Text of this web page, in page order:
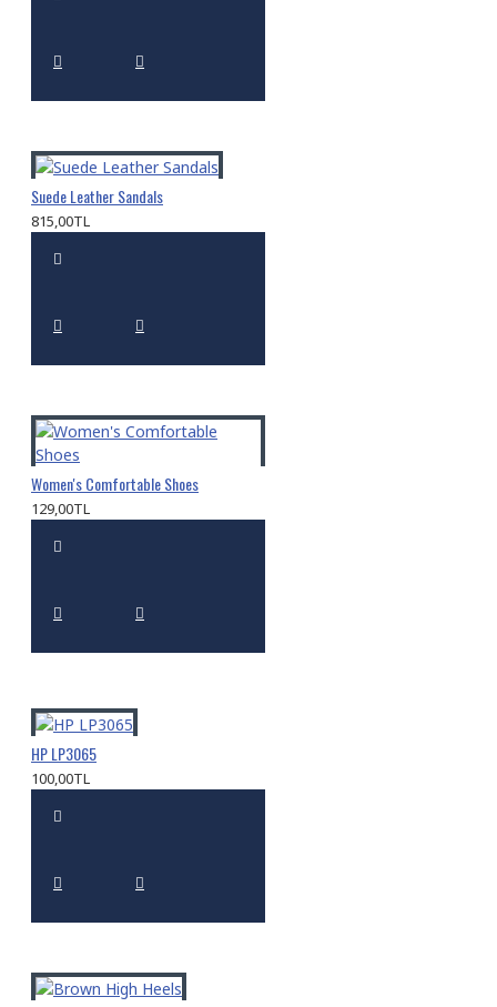
Suede Leather Sandals
815,00TL
Women's Comfortable Shoes
129,00TL
HP LP3065
100,00TL